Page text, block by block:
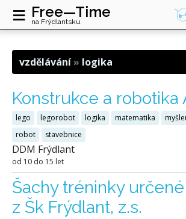
≡ Free—Time
na Frýdlantsku
vzdělávání logika
Konstrukce a robotika
lego legorobot logika matematika
robot
stavebnice
DDM Frýdlant
od 10 do 15 let
Šachy tréninky
z Šk Frýdlant, z.s.